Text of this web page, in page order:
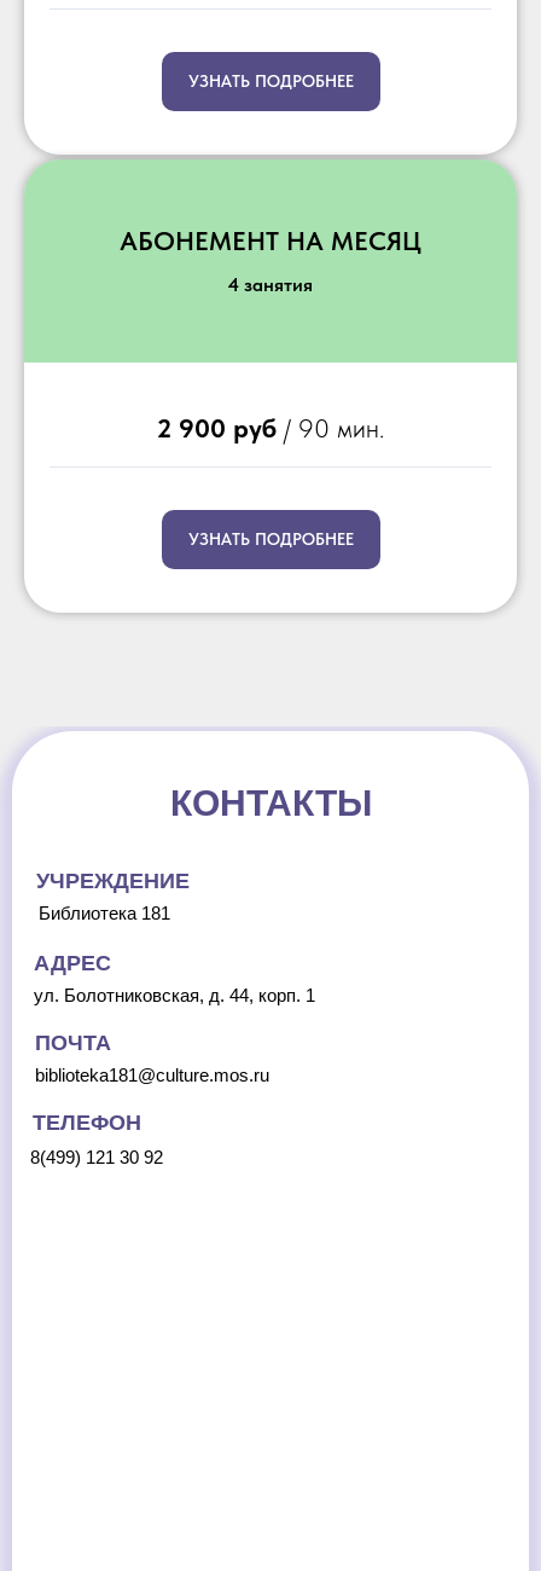
УЗНАТЬ ПОДРОБНЕЕ
АБОНЕМЕНТ НА МЕСЯЦ
4 занятия
2 900 руб / 90 мин.
УЗНАТЬ ПОДРОБНЕЕ
КОНТАКТЫ
ул. Болотниковская, д. 44, корп. 1
АДРЕС
ПОЧТА
biblioteka181@culture.mos.ru
ТЕЛЕФОН
8(499) 121 30 92
УЧРЕЖДЕНИЕ
Библиотека 181